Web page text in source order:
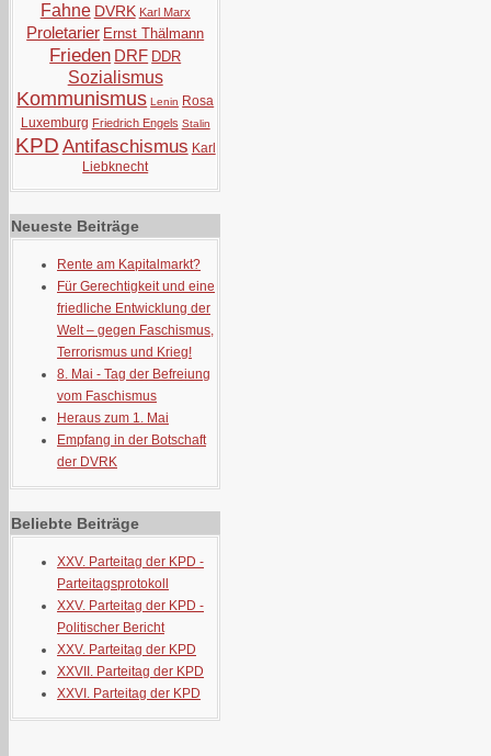
Fahne DVRK Karl Marx
Proletarier Ernst Thälmann
Frieden DRF DDR
Sozialismus
Kommunismus Lenin Rosa
Luxemburg Friedrich Engels Stalin
KPD Antifaschismus Karl
Liebknecht
Neueste Beiträge
Rente am Kapitalmarkt?
Für Gerechtigkeit und eine
friedliche Entwicklung der
Welt – gegen Faschismus,
Terrorismus und Krieg!
8. Mai - Tag der Befreiung
vom Faschismus
Heraus zum 1. Mai
Empfang in der Botschaft
der DVRK
Beliebte Beiträge
XXV. Parteitag der KPD -
Parteitagsprotokoll
XXV. Parteitag der KPD -
Politischer Bericht
XXV. Parteitag der KPD
XXVII. Parteitag der KPD
XXVI. Parteitag der KPD